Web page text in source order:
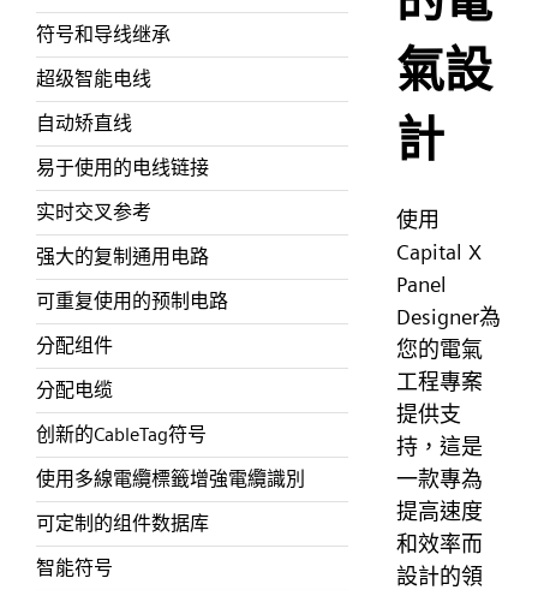
符号和导线继承
超级智能电线
自动矫直线
易于使用的电线链接
实时交叉参考
强大的复制通用电路
可重复使用的预制电路
分配组件
分配电缆
创新的CableTag符号
使用多線電纜標籤增強電纜識別
可定制的组件数据库
智能符号
氣設
計
使用
Capital X
Panel
Designer為
您的電氣
工程專案
提供支
持，這是
一款專為
提高速度
和效率而
設計的領